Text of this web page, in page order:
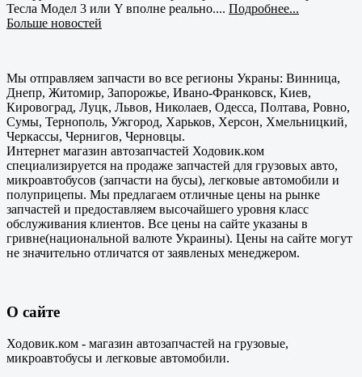
Тесла Модел 3 или Y вполне реально.... Подробнее...
Больше новостей
Мы отправляем запчасти во все регионы Украны: Винница,
Днепр, Житомир, Запорожье, Ивано-Франковск, Киев,
Кировоград, Луцк, Львов, Николаев, Одесса, Полтава, Ровно,
Сумы, Тернополь, Ужгород, Харьков, Херсон, Хмельницкий,
Черкассы, Чернигов, Черновцы.
Интернет магазин автозапчастей Ходовик.ком
специализируется на продаже запчастей для грузовых авто,
микроавтобусов (запчасти на бусы), легковые автомобили и
полуприцепы. Мы предлагаем отличные цены на рынке
запчастей и предоставляем высочайшего уровня класс
обслуживания клиентов. Все цены на сайте указаны в
гривне(национальной валюте Украины). Цены на сайте могут
не значительно отличатся от заявленых менеджером.
О сайте
Ходовик.ком - магазин автозапчастей на грузовые,
микроавтобусы и легковые автомобили.